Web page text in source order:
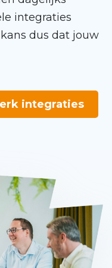
integraties
dus dat jouw
integraties